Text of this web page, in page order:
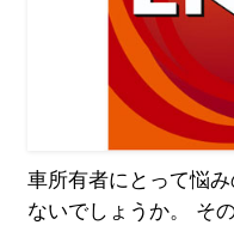
車所有者にとって悩
ないでしょうか。 そ